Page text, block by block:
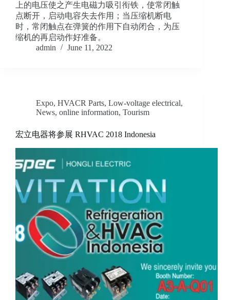
上的电压使之产生电磁力吸引衔铁，使常闭触
点断开，启动电容失去作用；当压缩机断电
时，常闭触点在弹簧的作用下自动闭合，为压
缩机的再启动作好准备。
admin
June 11, 2022
Expo, HVACR Parts, Low-voltage electrical,
News, online information, Tourism
宏立电器将参展 RHVAC 2018 Indonesia